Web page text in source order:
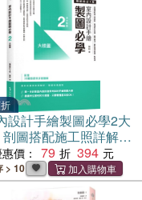
設計手繪製圖必學2大
圖搭配施工照詳解，
料銜接、圖例畫法，重
掌握一點就通【暢銷修
價： 79 394
> 10